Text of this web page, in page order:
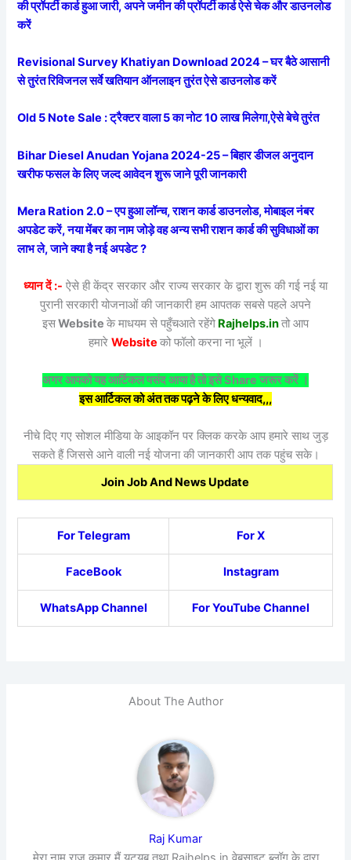
की प्रॉपर्टी कार्ड हुआ जारी, अपने जमीन की प्रॉपर्टी कार्ड ऐसे चेक और डाउनलोड
करें
Revisional Survey Khatiyan Download 2024 – घर बैठे आसानी
से तुरंत रिविजनल सर्वे खतियान ऑनलाइन तुरंत ऐसे डाउनलोड करें
Old 5 Note Sale : ट्रैक्टर वाला 5 का नोट 10 लाख मिलेगा,ऐसे बेचे तुरंत
Bihar Diesel Anudan Yojana 2024-25 – बिहार डीजल अनुदान
खरीफ फसल के लिए जल्द आवेदन शुरू जाने पूरी जानकारी
Mera Ration 2.0 – एप हुआ लॉन्च, राशन कार्ड डाउनलोड, मोबाइल नंबर
अपडेट करें, नया मेंबर का नाम जोड़े वह अन्य सभी राशन कार्ड की सुविधाओं का
लाभ ले, जाने क्या है नई अपडेट ?
ध्यान दें :- ऐसे ही केंद्र सरकार और राज्य सरकार के द्वारा शुरू की गई नई या
पुरानी सरकारी योजनाओं की जानकारी हम आपतक सबसे पहले अपने
इसWebsite के माधयम से पहुँचआते रहेंगे Rajhelps.inतो आप
हमारे Website को फॉलो करना ना भूलें ।
अगर आपको यह आर्टिकल पसंद आया है तो इसे Share जरूर करें ।
इस आर्टिकल को अंत तक पढ़ने के लिए धन्यवाद,,,
नीचे दिए गए सोशल मीडिया के आइकॉन पर क्लिक करके आप हमारे साथ जुड़
सकते हैं जिससे आने वाली नई योजना की जानकारी आप तक पहुंच सके।
Join Job And News Update
For Telegram For X
FaceBook Instagram
WhatsApp Channel For YouTube Channel
About The Author
Raj Kumar